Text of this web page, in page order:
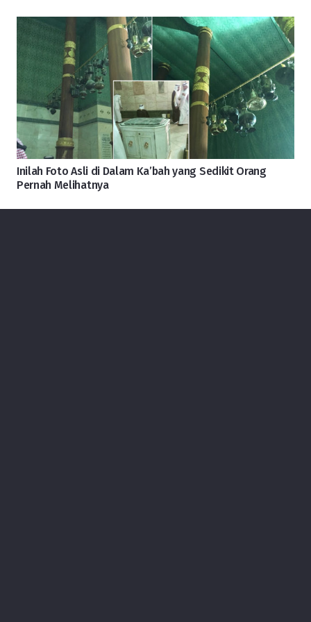
Inilah Foto Asli di Dalam Ka’bah yang Sedikit Orang
Pernah Melihatnya